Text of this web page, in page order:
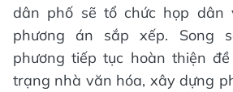
dân phố sẽ tổ chức họp dân
phương án sắp xếp. Song
phương tiếp tục hoàn thiện
trạng nhà văn hóa, xây dựng